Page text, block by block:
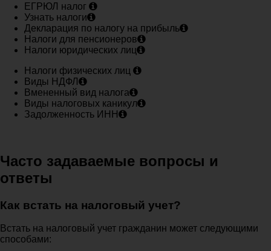
ЕГРЮЛ налог
Узнать налоги
Декларация по налогу на прибыль
Налоги для пенсионеров
Налоги юридических лиц
Налоги физических лиц
Виды НДФЛ
Вмененный вид налога
Виды налоговых каникул
Задолженность ИНН
Часто задаваемые вопросы и
ответы
Как встать на налоговый учет?
Встать на налоговый учет гражданин может следующими
способами: